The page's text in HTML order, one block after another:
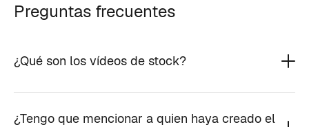
Preguntas frecuentes
¿Qué son los vídeos de stock?
¿Tengo que mencionar a quien haya creado el